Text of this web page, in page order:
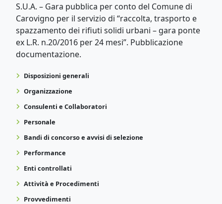
Disposizioni generali
Organizzazione
Consulenti e Collaboratori
Personale
Bandi di concorso e avvisi di selezione
Performance
Enti controllati
Attività e Procedimenti
Provvedimenti
S.U.A. – Gara pubblica per conto del Comune di
Carovigno per il servizio di “raccolta, trasporto e
spazzamento dei rifiuti solidi urbani – gara ponte
ex L.R. n.20/2016 per 24 mesi”. Pubblicazione
documentazione.